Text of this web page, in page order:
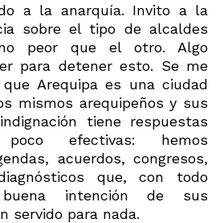
a la anarquía. Invito a la
sobre el tipo de alcaldes
peor que el otro. Algo
para detener esto. Se me
Arequipa es una ciudad
mismos arequipeños y sus
tiene respuestas
efectivas: hemos
acuerdos, congresos,
que, con todo
intención de sus
servido para nada.